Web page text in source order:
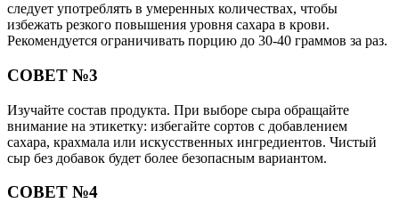
следует употреблять в умеренных количествах, чтобы
избежать резкого повышения уровня сахара в крови.
Рекомендуется ограничивать порцию до 30-40 граммов за раз.
СОВЕТ №3
Изучайте состав продукта. При выборе сыра обращайте
внимание на этикетку: избегайте сортов с добавлением
сахара, крахмала или искусственных ингредиентов. Чистый
сыр без добавок будет более безопасным вариантом.
СОВЕТ №4